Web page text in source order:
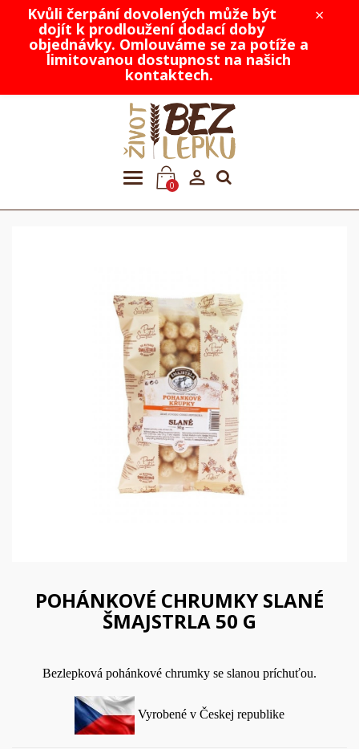
×
Kvůli čerpání dovolených může být
dojít k prodloužení dodací doby
objednávky. Omlouváme se za potíže a
limitovanou dostupnost na našich
kontaktech.
0 
POHÁNKOVÉ CHRUMKY SLANÉ
ŠMAJSTRLA 50 G
Bezlepková pohánkové chrumky se slanou príchuťou.
Vyrobené v Českej republike